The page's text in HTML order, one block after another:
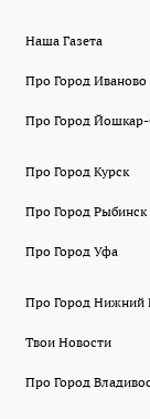
Наша Газета
Про Город Иваново
Про Город
Про Город Курск
Про Город Рыбинск
Про Город Уфа
Про Город Нижний
Твои Новости
Про Город